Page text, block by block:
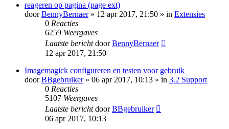
reageren op pagina (page ext)
doorBennyBernaer» 12 apr 2017, 21:50 » in Extensies
0 Reacties
6259 Weergaves
Laatste berichtdoorBennyBernaer
12 apr 2017, 21:50
Imagemagick configureren en testen voor gebruik
doorBBgebruiker» 06 apr 2017, 10:13 » in 3.2 Support
0 Reacties
5107 Weergaves
Laatste berichtdoorBBgebruiker
06 apr 2017, 10:13